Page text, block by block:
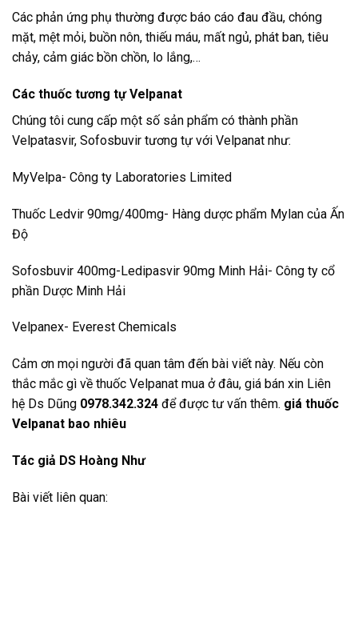
Các phản ứng phụ thường được báo cáo đau đầu, chóng
mặt, mệt mỏi, buồn nôn, thiếu máu, mất ngủ, phát ban, tiêu
chảy, cảm giác bồn chồn, lo lắng,…
Các thuốc tương tựVelpanat
Chúng tôi cung cấp một số sản phẩm có thành phần
Velpatasvir, Sofosbuvir tương tự với Velpanat như:
MyVelpa- Công ty Laboratories Limited
Thuốc Ledvir 90mg/400mg- Hàng dược phẩm Mylan của Ấn
Độ
Sofosbuvir 400mg-Ledipasvir 90mg Minh Hải- Công ty cổ
phần Dược Minh Hải
Velpanex- Everest Chemicals
Cảm ơn mọi người đã quan tâm đến bài viết này. Nếu còn
thắc mắc gì về thuốc Velpanat mua ở đâu, giá bán xin Liên
hệ Ds Dũng 0978.342.324 để được tư vấn thêm. giá thuốc
Velpanat bao nhiêu
Tác giả DS Hoàng Như
Bài viết liên quan: